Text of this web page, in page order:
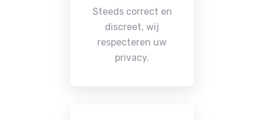
Steeds correct en
discreet, wij
respecteren uw
privacy.